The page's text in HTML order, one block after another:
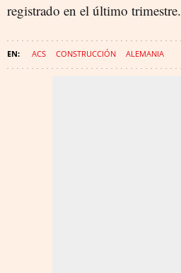
registrado en el último trimestre.
ACS CONSTRUCCIÓN ALEMANIA